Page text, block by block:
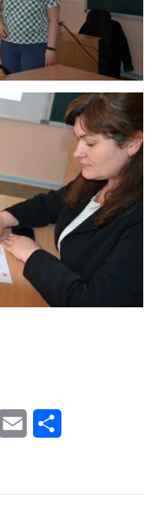
WhatsApp
Email